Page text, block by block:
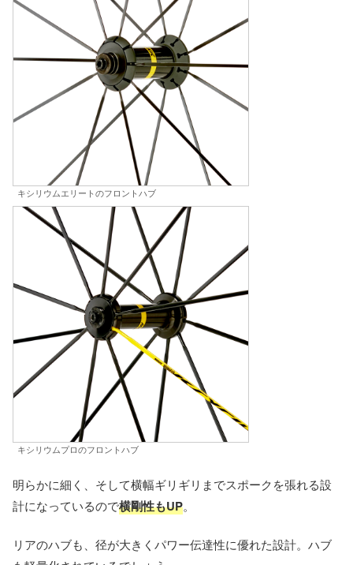
キシリウムエリートのフロントハブ
キシリウムプロのフロントハブ
明らかに細く、そして横幅ギリギリまでスポークを張れる設
計になっているので横剛性もUP。
リアのハブも、径が大きくパワー伝達性に優れた設計。ハブ